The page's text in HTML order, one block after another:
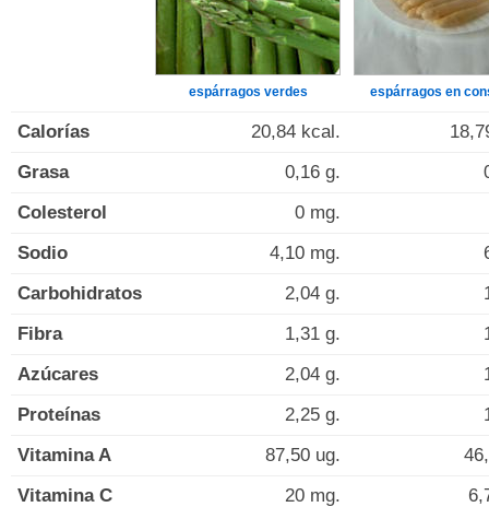
espárragos verdes espárragos en
Calorías 20,84 kcal.
Grasa
0,16 g.
Colesterol
0 mg.
Sodio
4,10 mg.
Carbohidratos
2,04 g.
Fibra
1,31 g.
Azúcares
2,04 g.
Proteínas
2,25 g.
Vitamina A
87,50 ug.
Vitamina C
20 mg.